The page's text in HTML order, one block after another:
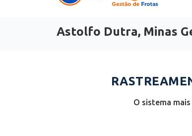
Astolfo Dutra, Minas
O sistema